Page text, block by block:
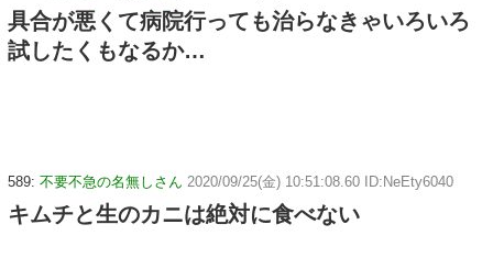
具合が悪くて病院行っても治らなきゃいろいろ
試したくもなるか…
589: 不要不急の名無しさん 2020/09/25(金) 10:51:08.60 ID:NeEty6040
キムチと生のカニは絶対に食べない